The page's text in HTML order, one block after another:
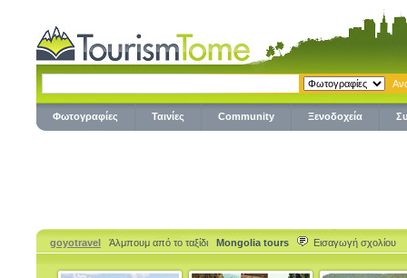
Φωτογραφίες Ταινίες Community Ξενοδοχεία
goyotravel Άλμπουμ από το ταξίδι Mongolia tours Εισαγωγή σχολίου